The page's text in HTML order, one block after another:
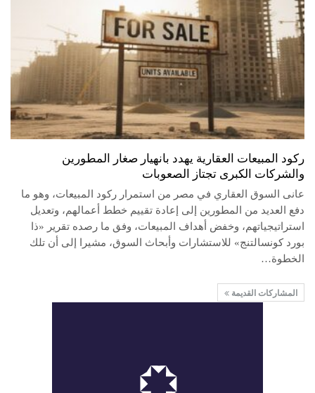
ركود المبيعات العقارية يهدد بانهيار صغار المطورين
والشركات الكبرى تجتاز الصعوبات
عانى السوق العقاري في مصر من استمرار ركود المبيعات، وهو ما
دفع العديد من المطورين إلى إعادة تقييم خطط أعمالهم، وتعديل
استراتيجياتهم، وخفض أهداف المبيعات، وفق ما رصده تقرير «ذا
بورد كونسالتنج» للاستشارات وأبحاث السوق، مشيرا إلى أن تلك
الخطوة…
المشاركات القديمة